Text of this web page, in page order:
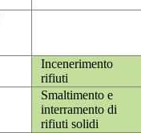
Incenerimento
rifiuti
Smaltimento e
interramento di
rifiuti solidi